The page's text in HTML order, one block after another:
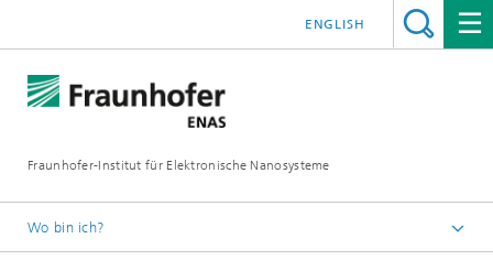
Fraunhofer-Institut für Elektronische Nanosysteme
ENGLISH
Wo bin ich?